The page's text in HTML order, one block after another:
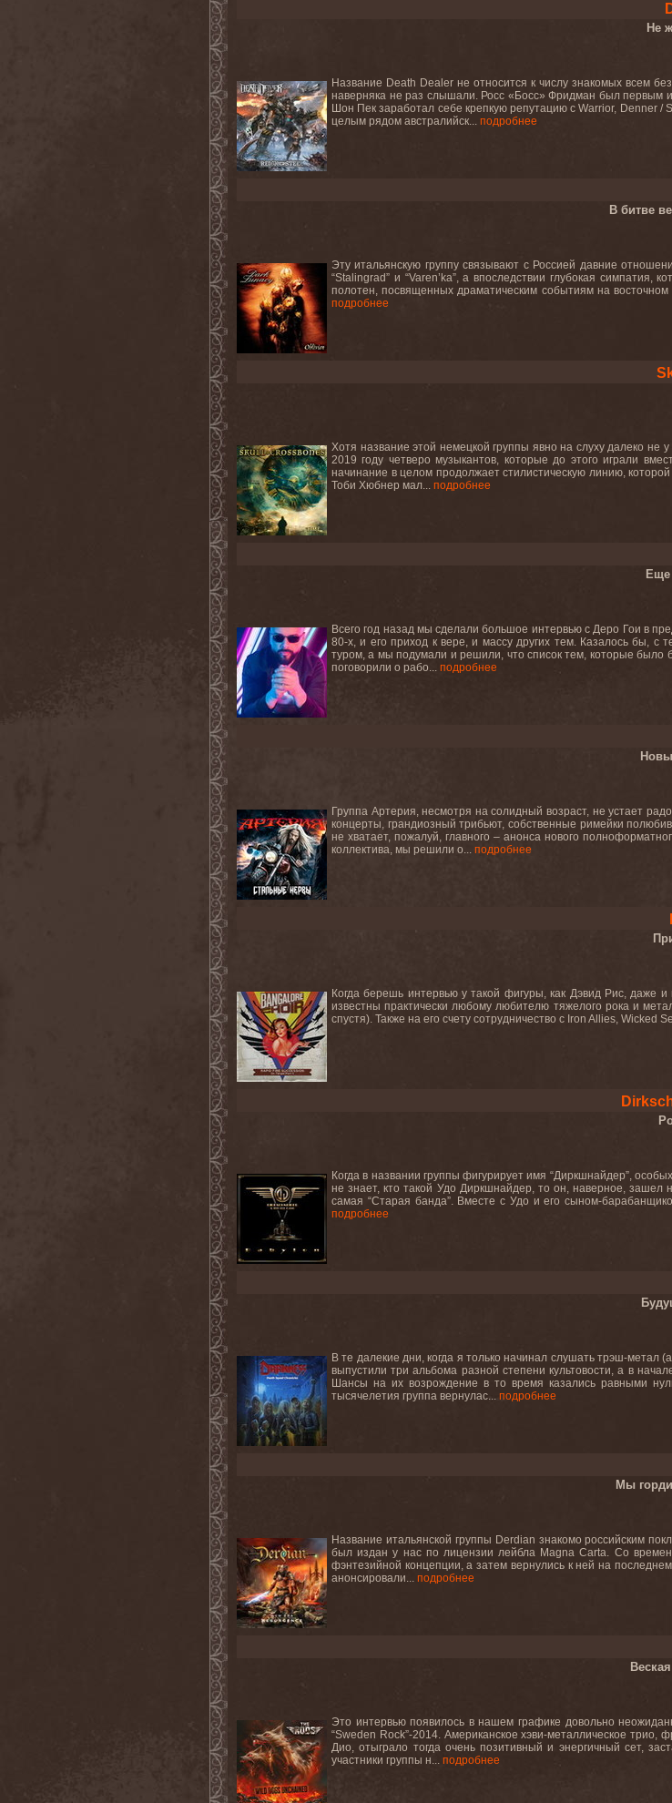
Не
Название Death Dealer не относится к числу знакомых всем
наверняка не раз слышали. Росс «Босс» Фридман был первым
Шон Пек заработал себе крепкую репутацию с Warrior, Denner /
целым рядом австралийск... подробнее
В битве
Эту итальянскую группу связывают с Россией давние
“Stalingrad” и “Varen’ka”, а впоследствии глубокая
полотен, посвященных драматическим событиям на
подробнее
Хотя название этой немецкой группы явно на слуху далеко не
2019 году четверо музыкантов, которые до этого играли
начинание в целом продолжает стилистическую линию,
Тоби Хюбнер мал... подробнее
Еще
Всего год назад мы сделали большое интервью с Деро Гои в
80-х, и его приход к вере, и массу других тем. Казалось бы,
туром, а мы подумали и решили, что список тем, которые
поговорили о рабо... подробнее
Группа Артерия, несмотря на солидный возраст, не устает
концерты, грандиозный трибьют, собственные римейки
не хватает, пожалуй, главного – анонса нового
коллектива, мы решили о... подробнее
Когда берешь интервью у такой фигуры, как Дэвид Рис, даже
известны практически любому любителю тяжелого рока и
спустя). Также на его счету сотрудничество с Iron Allies,
Когда в названии группы фигурирует имя “Диркшнайдер”,
не знает, кто такой Удо Диркшнайдер, то он, наверное,
самая “Старая банда”. Вместе с Удо и его сыном-
подробнее
В те далекие дни, когда я только начинал слушать трэш-
выпустили три альбома разной степени культовости, а в
Шансы на их возрождение в то время казались равными
тысячелетия группа вернулас... подробнее
Мы
Название итальянской группы Derdian знакомо российским
был издан у нас по лицензии лейбла Magna Carta. Со
фэнтезийной концепции, а затем вернулись к ней на
анонсировали... подробнее
Это интервью появилось в нашем графике довольно
“Sweden Rock”-2014. Американское хэви-металлическое
Дио, отыграло тогда очень позитивный и энергичный сет,
участники группы н... подробнее